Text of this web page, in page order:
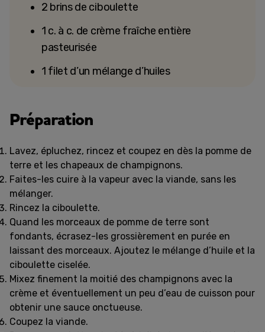
2 brins de ciboulette
1 c. à c. de crème fraîche entière
pasteurisée
1 filet d’un mélange d’huiles
Préparation
Lavez, épluchez, rincez et coupez en dès la pomme de
terre et les chapeaux de champignons.
Faites-les cuire à la vapeur avec la viande, sans les
mélanger.
Rincez la ciboulette.
Quand les morceaux de pomme de terre sont
fondants, écrasez-les grossièrement en purée en
laissant des morceaux. Ajoutez le mélange d’huile et la
ciboulette ciselée.
Mixez finement la moitié des champignons avec la
crème et éventuellement un peu d’eau de cuisson pour
obtenir une sauce onctueuse.
Coupez la viande.